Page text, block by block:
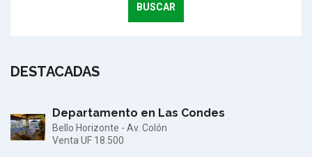
BUSCAR
DESTACADAS
Departamento en Las Condes
Bello Horizonte - Av. Colón
VentaUF 18.500